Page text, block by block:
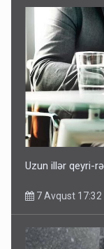
Uzun illər qeyri-
7 Avqust 17:32